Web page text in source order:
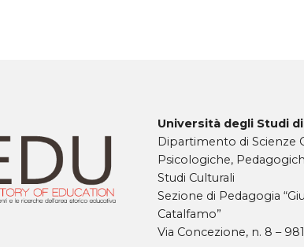
Università degli Studi
Dipartimento di Scienze
Psicologiche,
Studi Culturali
Sezione di Pedagogia
Catalfamo”
Via Concezione, n. 8 –